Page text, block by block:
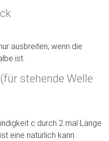
ausbreiten, wenn die
ist.
stehende Welle
c durch 2 mal Länge
eine natürlich kann.